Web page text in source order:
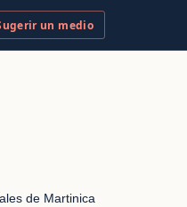
un medio
de Martinica